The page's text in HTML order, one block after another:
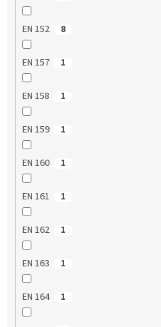
EN 152 8
EN 157 1
EN 158 1
EN 159 1
EN 160 1
EN 161 1
EN 162 1
EN 163 1
EN 164 1